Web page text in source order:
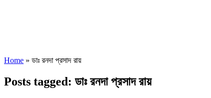
Home » ডাঃ রনদা প্রসাদ রায়
Posts tagged: ডাঃ রনদা প্রসাদ রায়